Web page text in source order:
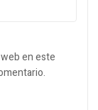
en este